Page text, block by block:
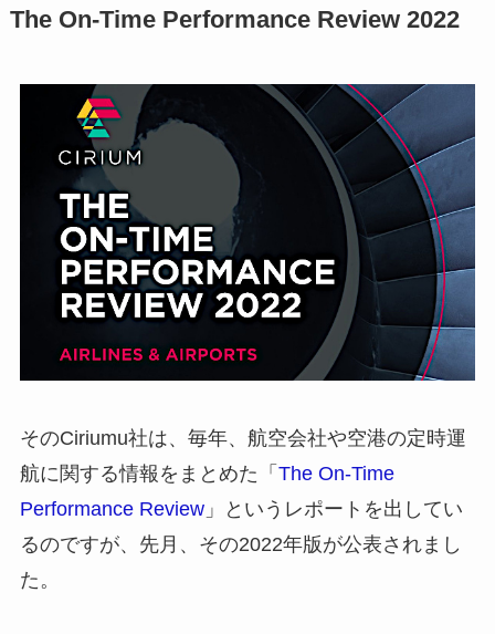
The On-Time Performance Review 2022
そのCiriumu社は、毎年、航空会社や空港の定時運
航に関する情報をまとめた「 The On-Time
Performance Review」というレポートを出してい
るのですが、先月、その2022年版が公表されまし
た。